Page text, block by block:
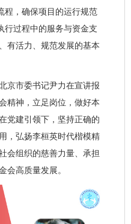
程，确保项目的运行规范
行过程中的服务与资金支
有活力、规范发展的基本
市委书记尹力在宣讲报
精神，立足岗位，做好本
党建引领下，坚持正确的
，弘扬李桓英时代楷模精
会组织的慈善力量、承担
会高质量发展。